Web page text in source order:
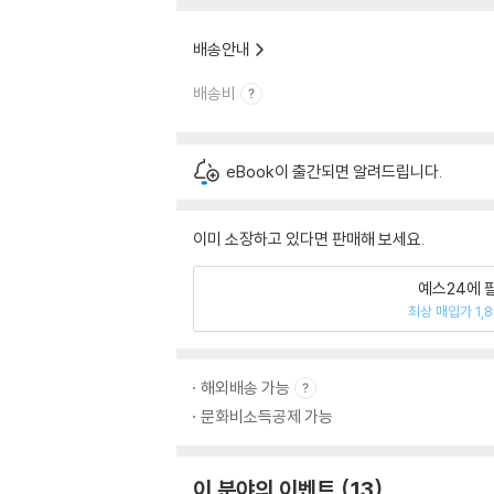
배송안내
배송비
eBook이 출간되면 알려드립니다.
이미 소장하고 있다면 판매해 보세요.
예스24에
최상 매입가
해외배송 가능
문화비소득공제 가능